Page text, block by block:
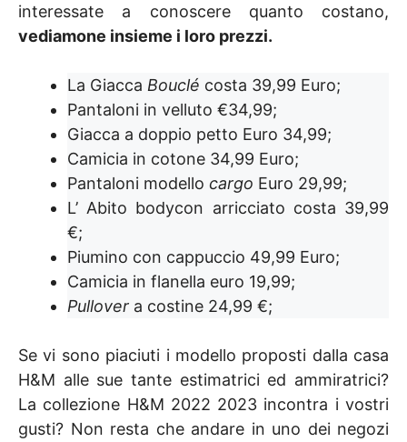
interessate a conoscere quanto costano,
vediamone insieme i loro prezzi.
La Giacca Bouclé costa 39,99 Euro;
Pantaloni in velluto €34,99;
Giacca a doppio petto Euro 34,99;
Camicia in cotone 34,99 Euro;
Pantaloni modello cargo Euro 29,99;
L’ Abito bodycon arricciato costa 39,99
€;
Piumino con cappuccio 49,99 Euro;
Camicia in flanella euro 19,99;
Pullover a costine 24,99 €;
Se vi sono piaciuti i modello proposti dalla casa
H&M alle sue tante estimatrici ed ammiratrici?
La collezione H&M 2022 2023 incontra i vostri
gusti? Non resta che andare in uno dei negozi